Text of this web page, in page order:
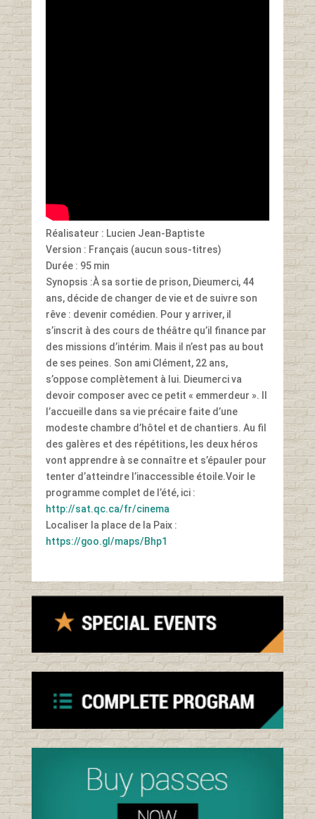
Réalisateur : Lucien Jean-Baptiste
Version : Français (aucun sous-titres)
Durée : 95 min
Synopsis :À sa sortie de prison, Dieumerci, 44
ans, décide de changer de vie et de suivre son
rêve : devenir comédien. Pour y arriver, il
s’inscrit à des cours de théâtre qu’il finance par
des missions d’intérim. Mais il n’est pas au bout
de ses peines. Son ami Clément, 22 ans,
s’oppose complètement à lui. Dieumerci va
devoir composer avec ce petit « emmerdeur ». Il
l’accueille dans sa vie précaire faite d’une
modeste chambre d’hôtel et de chantiers. Au fil
des galères et des répétitions, les deux héros
vont apprendre à se connaître et s’épauler pour
tenter d’atteindre l’inaccessible étoile.Voir le
programme complet de l’été, ici :
http://sat.qc.ca/fr/cinema
Localiser la place de la Paix :
https://goo.gl/maps/Bhp1